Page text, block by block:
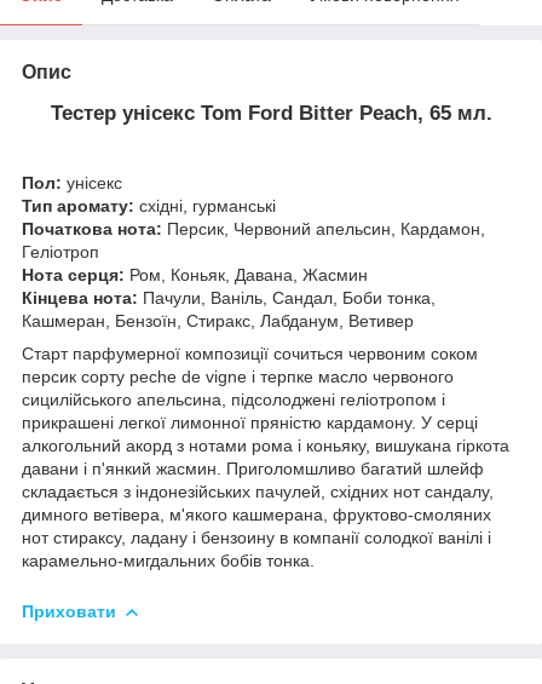
Опис
Тестер унісекс Tom Ford Bitter Peach, 65 мл.
Пол: унісекс
Тип аромату: східні, гурманські
Початкова нота: Персик, Червоний апельсин, Кардамон,
Геліотроп
Нота серця: Ром, Коньяк, Давана, Жасмин
Кінцева нота: Пачули, Ваніль, Сандал, Боби тонка,
Кашмеран, Бензоїн, Стиракс, Лабданум, Ветивер
Старт парфумерної композиції сочиться червоним соком
персик сорту peche de vigne і терпке масло червоного
сицилійського апельсина, підсолоджені геліотропом і
прикрашені легкої лимонної пряністю кардамону. У серці
алкогольний акорд з нотами рома і коньяку, вишукана гіркота
давани і п'янкий жасмин. Приголомшливо багатий шлейф
складається з індонезійських пачулей, східних нот сандалу,
димного ветівера, м'якого кашмерана, фруктово-смоляних
нот стираксу, ладану і бензоину в компанії солодкої ванілі і
карамельно-мигдальних бобів тонка.
Приховати